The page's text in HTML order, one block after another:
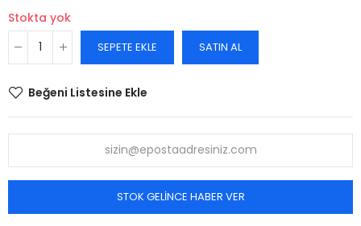
Stokta yok
SEPETE EKLE SATIN AL
Beğeni Listesine Ekle
STOK GELINCE HABER VER